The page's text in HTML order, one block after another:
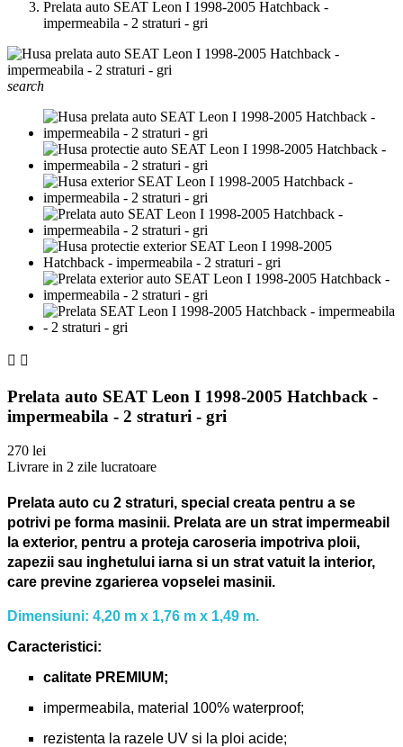
Prelata auto SEAT Leon I 1998-2005 Hatchback -
impermeabila - 2 straturi - gri
search
 
Prelata auto SEAT Leon I 1998-2005 Hatchback -
impermeabila - 2 straturi - gri
270 lei
Livrare in 2 zile lucratoare
Prelata auto cu 2 straturi, special creata pentru a se
potrivi pe forma masinii. Prelata are un strat impermeabil
la exterior, pentru a proteja caroseria impotriva ploii,
zapezii sau inghetului iarna si un strat vatuit la interior,
care previne zgarierea vopselei masinii.
Dimensiuni: 4,20 m x 1,76 m x 1,49 m.
Caracteristici:
calitate PREMIUM;
impermeabila, material 100% waterproof;
rezistenta la razele UV si la ploi acide;